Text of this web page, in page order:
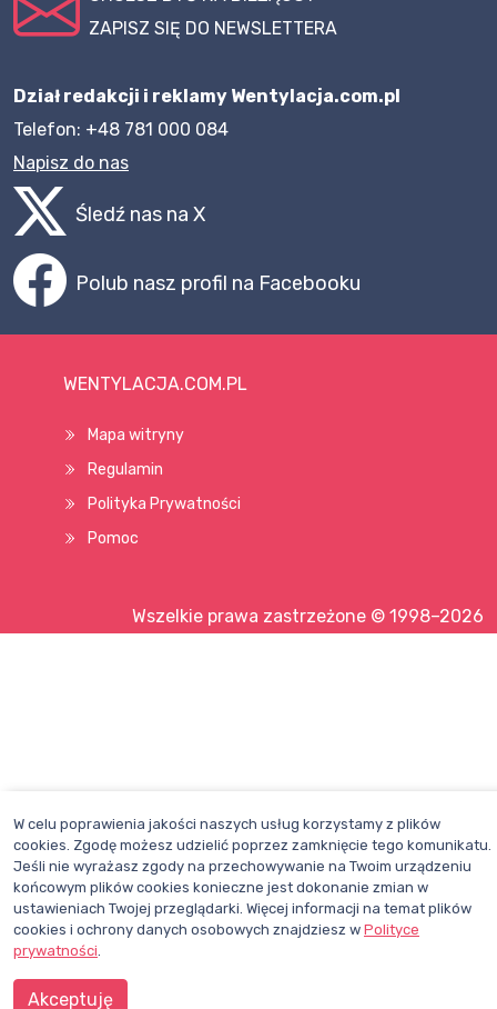
ZAPISZ SIĘ DO NEWSLETTERA
Dział redakcji i reklamy Wentylacja.com.pl
Telefon: +48 781 000 084
Napisz do nas
Śledź nas na X
Polub nasz profil na Facebooku
WENTYLACJA.COM.PL
Mapa witryny
Regulamin
Polityka Prywatności
Pomoc
Wszelkie prawa zastrzeżone © 1998–2026
W celu poprawienia jakości naszych usług korzystamy z plików
cookies. Zgodę możesz udzielić poprzez zamknięcie tego komunikatu.
Jeśli nie wyrażasz zgody na przechowywanie na Twoim urządzeniu
końcowym plików cookies konieczne jest dokonanie zmian w
ustawieniach Twojej przeglądarki. Więcej informacji na temat plików
cookies i ochrony danych osobowych znajdziesz w Polityce
prywatności.
Akceptuję